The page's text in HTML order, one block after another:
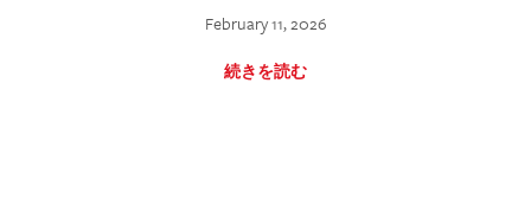
February 11, 2026
続きを読む